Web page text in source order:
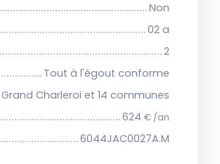
Non
02 a
2
Tout à l'égout conforme
Charleroi et 14 communes
624 € /an
6044JAC0027A.M